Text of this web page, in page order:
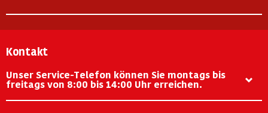
Kontakt
Unser Service-Telefon können Sie montags bis
freitags von 8:00 bis 14:00 Uhr erreichen.